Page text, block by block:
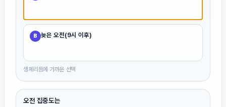
B 늦은 오전(9시 이후)
생체리듬에 가까운 선택
오전 집중도는